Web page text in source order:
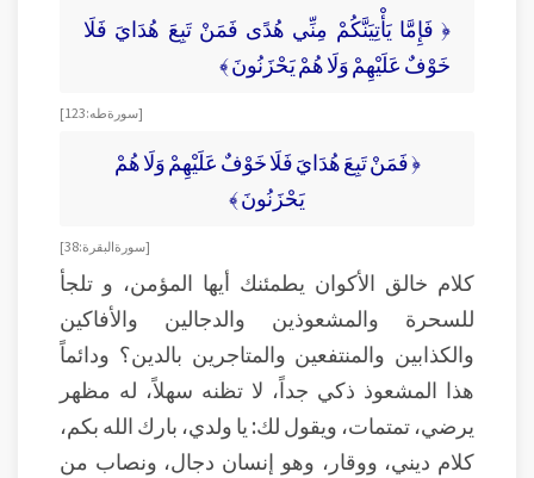
﴿ فَإِمَّا يَأْتِيَنَّكُمْ مِنِّي هُدًى فَمَنْ تَبِعَ هُدَايَ فَلَا
خَوْفٌ عَلَيْهِمْ وَلَا هُمْ يَحْزَنُونَ ﴾
[سورة طه: 123]
﴿ فَمَنْ تَبِعَ هُدَايَ فَلَا خَوْفٌ عَلَيْهِمْ وَلَا هُمْ
يَحْزَنُونَ ﴾
[سورة البقرة: 38]
كلام خالق الأكوان يطمئنك أيها المؤمن، و تلجأ
للسحرة والمشعوذين والدجالين والأفاكين
والكذابين والمنتفعين والمتاجرين بالدين؟ ودائماً
هذا المشعوذ ذكي جداً، لا تظنه سهلاً، له مظهر
يرضي، تمتمات، ويقول لك: يا ولدي، بارك الله بكم،
كلام ديني، ووقار، وهو إنسان دجال، ونصاب من